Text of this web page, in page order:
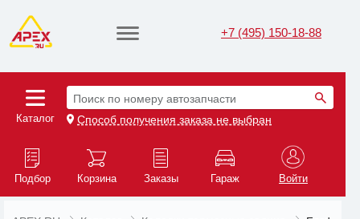
+7 (495) 150-18-88
Каталог
Поиск по номеру автозапчасти
Способ получения заказа не выбран
Подбор Корзина Заказы Гараж Войти